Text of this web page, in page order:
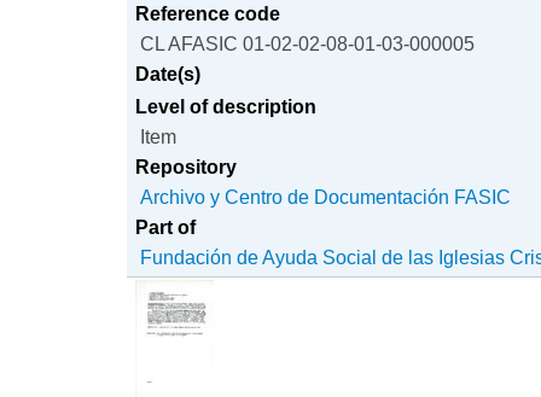
Reference code
CL AFASIC 01-02-02-08-01-03-000005
Date(s)
Level of description
Item
Repository
Archivo y Centro de Documentación FASIC
Part of
Fundación de Ayuda Social de las Iglesias